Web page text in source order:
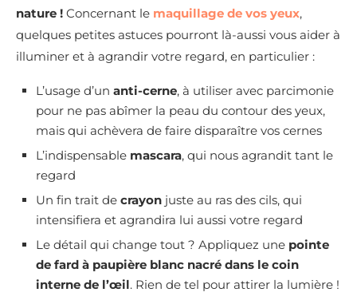
nature ! Concernant le maquillage de vos yeux,
quelques petites astuces pourront là-aussi vous aider à
illuminer et à agrandir votre regard, en particulier :
L’usage d’un anti-cerne, à utiliser avec parcimonie
pour ne pas abîmer la peau du contour des yeux,
mais qui achèvera de faire disparaître vos cernes
L’indispensable mascara, qui nous agrandit tant le
regard
Un fin trait de crayon juste au ras des cils, qui
intensifiera et agrandira lui aussi votre regard
Le détail qui change tout ? Appliquez une pointe
de fard à paupière blanc nacré dans le coin
interne de l’œil. Rien de tel pour attirer la lumière !